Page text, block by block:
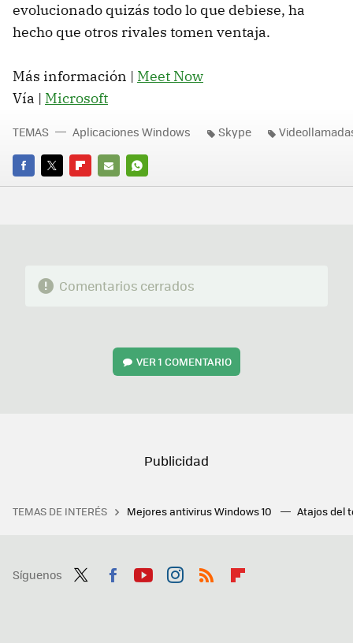
evolucionado quizás todo lo que debiese, ha
hecho que otros rivales tomen ventaja.
Más información | Meet Now
Vía | Microsoft
FACEBOOK
TWITTERFLIPBOARD
E-
WHATSAPP
TEMAS Aplicaciones Windows Skype
Comentarios cerrados
VER1 COMENTARIO
TEMAS DE INTERÉS Mejores antivirus Windows 10 Atajos del
Síguenos